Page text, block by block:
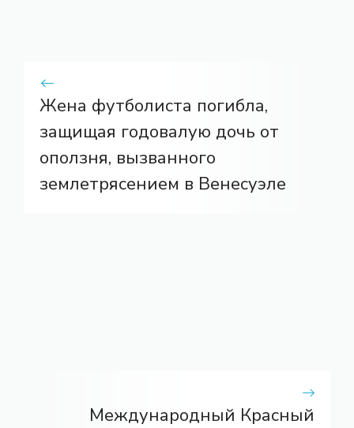
Жена футболиста погибла,
защищая годовалую дочь от
оползня, вызванного
землетрясением в Венесуэле
Международный Красный